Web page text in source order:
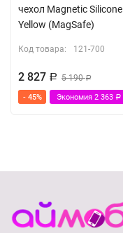
чехол Magnetic Silicone
Yellow (MagSafe)
Код товара: 121-700
2 827 Р 5 190Р
- 45% Экономия 2 363 Р